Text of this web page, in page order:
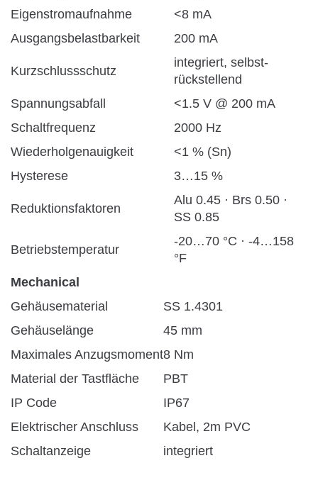
Eigenstromaufnahme
<8 mA
Ausgangsbelastbarkeit
200 mA
Kurzschlussschutz
integriert, selbst-
rückstellend
Spannungsabfall
<1.5 V @ 200 mA
Schaltfrequenz
2000 Hz
Wiederholgenauigkeit
<1 % (Sn)
Hysterese
3…15 %
Reduktionsfaktoren
Alu 0.45 · Brs 0.50 ·
SS 0.85
Betriebstemperatur
-20…70 °C · -4…158
°F
Mechanical
Gehäusematerial
SS 1.4301
Gehäuselänge
45 mm
Maximales Anzugsmoment8 Nm
Material der Tastfläche
PBT
IP Code
IP67
Elektrischer Anschluss
Kabel, 2m PVC
Schaltanzeige
integriert